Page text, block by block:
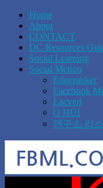
Home
About
CONTACT
DC Resources
Social Learning
Social Metion
Edgeranker
Facebook
Lacvert
O HUI
연구소 리